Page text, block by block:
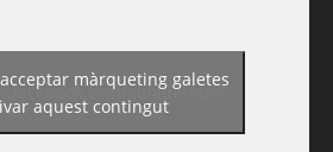
guiadereus/
màrqueting galetes
aquest contingut